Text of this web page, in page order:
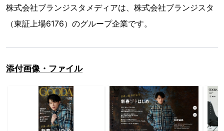
株式会社ブランジスタメディアは、株式会社ブランジスタ
（東証上場6176）のグループ企業です。
添付画像・ファイル